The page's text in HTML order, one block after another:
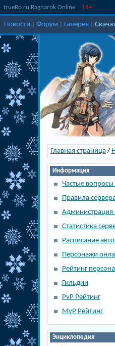
trueRo.ru Ragnarok Online 14+
Новости Форум Галерея
Главная страница/
Информация
Частые вопросы
Правила
Администрация
Статистика
Расписание
Персонажи
Рейтинг
Гильдии
PvP Рейтинг
MvP Рейтинг
Энциклопедия